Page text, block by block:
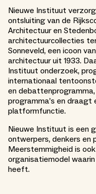
Nieuwe Instituut
ontsluiting van de
Architectuur en
architectuurcollecties
Sonneveld, een icoon
architectuur uit 1933.
Instituut onderzoek,
internationaal
en
programma’s en draagt
platformfunctie.
Nieuwe Instituut is een
ontwerpers, denkers en
Meerstemmigheid is
organisatiemodel
heeft.